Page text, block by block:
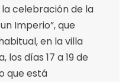
celebración de la
Imperio”, que
en la villa
días 17 a 19 de
que está